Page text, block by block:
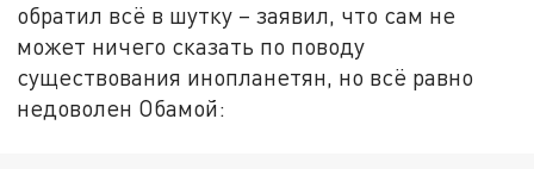
обратил всё в шутку – заявил, что сам не
может ничего сказать по поводу
существования инопланетян, но всё равно
недоволен Обамой: